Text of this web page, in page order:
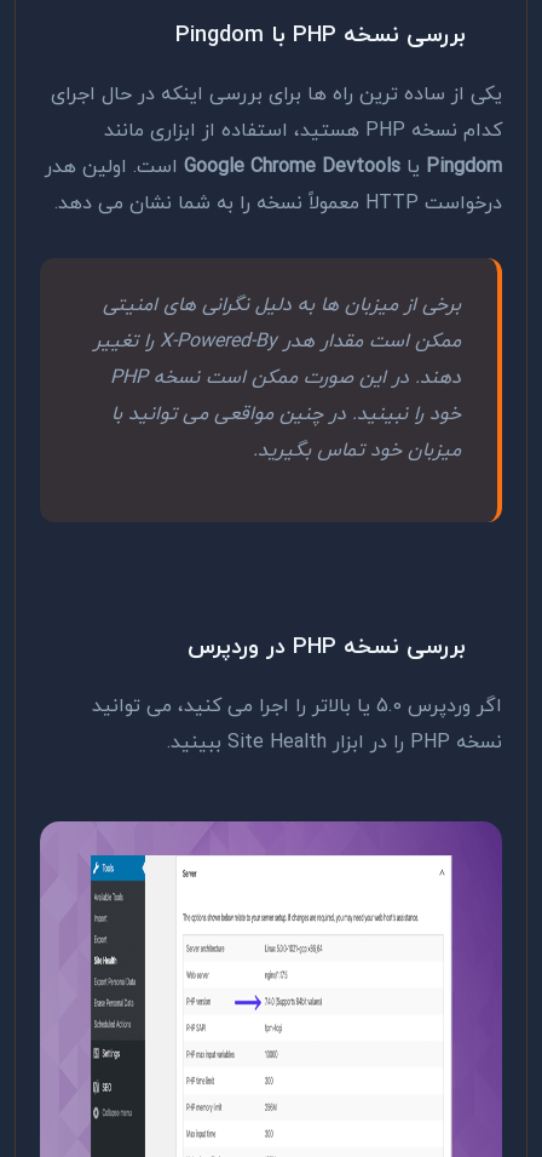
بررسی نسخه PHP با Pingdom
یکی از ساده ‌ترین راه ‌ها برای بررسی اینکه در حال اجرای
کدام نسخه PHP هستید، استفاده از ابزاری مانند
Pingdom یا Google Chrome Devtools است. اولین هدر
درخواست HTTP معمولاً نسخه را به شما نشان می دهد.
برخی از میزبان ها به دلیل نگرانی های امنیتی
ممکن است مقدار هدر X-Powered-By را تغییر
دهند. در این صورت ممکن است نسخه PHP
خود را نبینید. در چنین مواقعی می توانید با
میزبان خود تماس بگیرید.
بررسی نسخه PHP در وردپرس
اگر وردپرس 5.0 یا بالاتر را اجرا می کنید، می توانید
نسخه PHP را در ابزار Site Health ببینید.